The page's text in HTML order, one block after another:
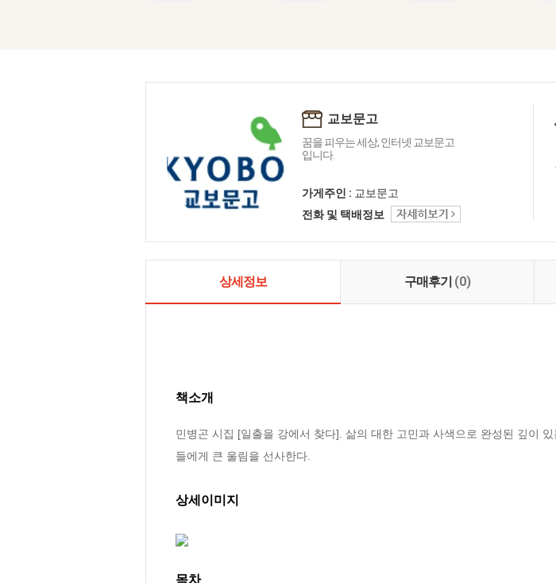
교보문고
꿈을 피우는 세상, 인터넷 교보문고
입니다.
가게주인 : 교보문고
전화 및 택배정보
상세정보 구매후기 (0)
책소개
민병곤 시집 [일출을 강에서 찾다]. 삶의 대한 고민과 사색으로 완성된 깊이
들에게 큰 울림을 선사한다.
상세이미지
목차